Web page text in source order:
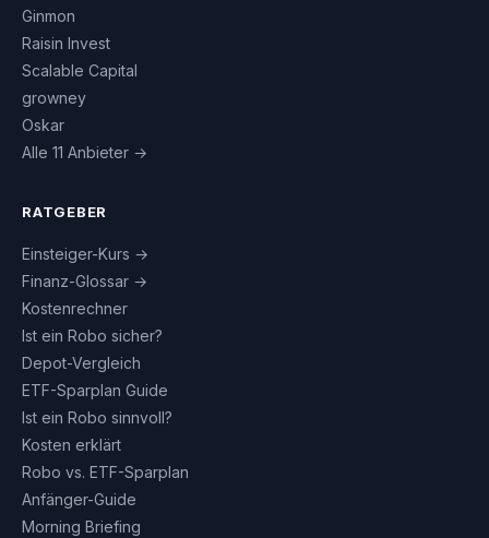
Ginmon
Raisin Invest
Scalable Capital
growney
Oskar
Alle 11 Anbieter →
RATGEBER
Einsteiger-Kurs →
Finanz-Glossar →
Kostenrechner
Ist ein Robo sicher?
Depot-Vergleich
ETF-Sparplan Guide
Ist ein Robo sinnvoll?
Kosten erklärt
Robo vs. ETF-Sparplan
Anfänger-Guide
Morning Briefing